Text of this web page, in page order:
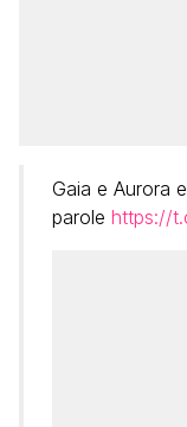
Gaia e Aurora
parole https://